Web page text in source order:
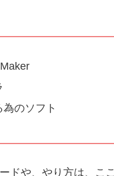
のソフト
ドや、やり方は、こ